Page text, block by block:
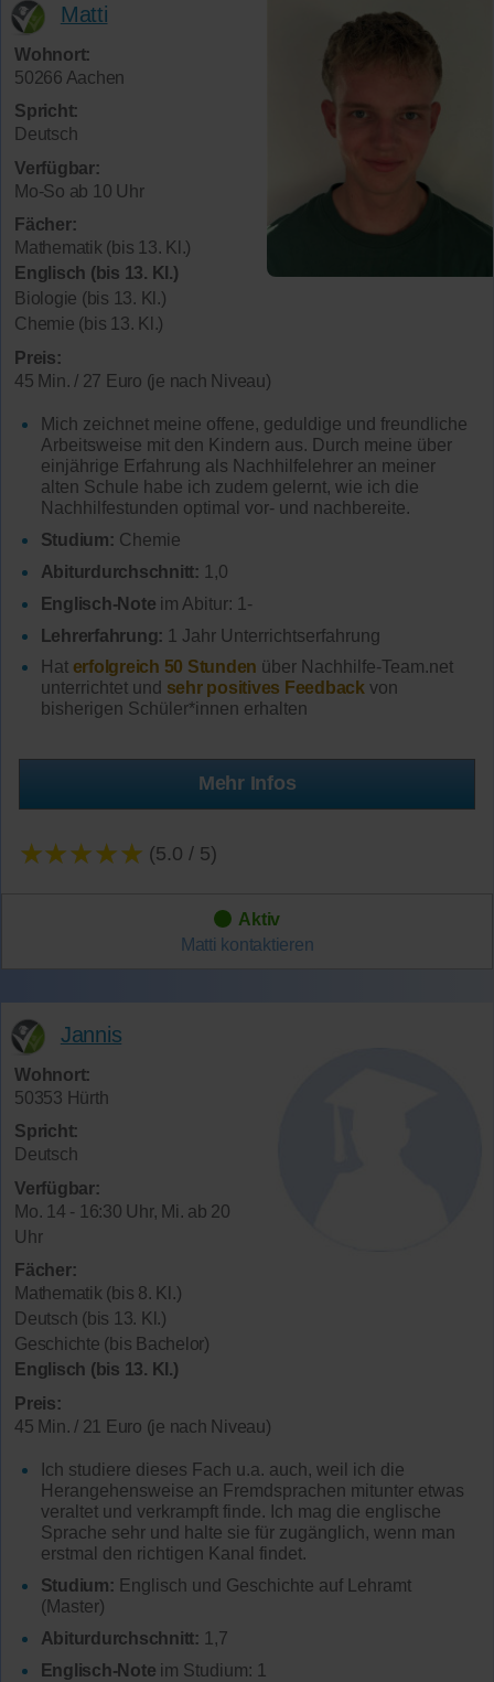
Matti
Wohnort:
50266 Aachen
Spricht:
Deutsch
Verfügbar:
Mo-So ab 10 Uhr
Fächer:
Mathematik (bis 13. Kl.)
Englisch (bis 13. Kl.)
Biologie (bis 13. Kl.)
Chemie (bis 13. Kl.)
Preis:
45 Min. / 27 Euro (je nach Niveau)
Mich zeichnet meine offene, geduldige und freundliche
Arbeitsweise mit den Kindern aus. Durch meine über
einjährige Erfahrung als Nachhilfelehrer an meiner
alten Schule habe ich zudem gelernt, wie ich die
Nachhilfestunden optimal vor- und nachbereite.
Studium: Chemie
Abiturdurchschnitt: 1,0
Englisch-Note im Abitur: 1-
Lehrerfahrung: 1 Jahr Unterrichtserfahrung
Hat erfolgreich 50 Stunden über Nachhilfe-Team.net
unterrichtet und sehr positives Feedbackvon
bisherigen Schüler*innen erhalten
Mehr Infos
★★★★★ (5.0 / 5)
Aktiv
Matti kontaktieren
Jannis
Wohnort:
50353 Hürth
Spricht:
Deutsch
Verfügbar:
Mo. 14 - 16:30 Uhr, Mi. ab 20
Uhr
Fächer:
Mathematik (bis 8. Kl.)
Deutsch (bis 13. Kl.)
Geschichte (bis Bachelor)
Englisch (bis 13. Kl.)
Preis:
45 Min. / 21 Euro (je nach Niveau)
Ich studiere dieses Fach u.a. auch, weil ich die
Herangehensweise an Fremdsprachen mitunter etwas
veraltet und verkrampft finde. Ich mag die englische
Sprache sehr und halte sie für zugänglich, wenn man
erstmal den richtigen Kanal findet.
Studium: Englisch und Geschichte auf Lehramt
(Master)
Abiturdurchschnitt: 1,7
Englisch-Note im Studium: 1